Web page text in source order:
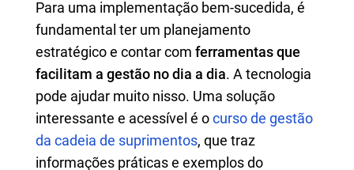
Para uma implementação bem-sucedida, é
fundamental ter um planejamento
estratégico e contar com ferramentas que
facilitam a gestão no dia a dia. A tecnologia
pode ajudar muito nisso. Uma solução
interessante e acessível é ocurso de gestão
da cadeia de suprimentos, que traz
informações práticas e exemplos do